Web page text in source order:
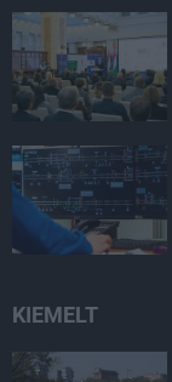
KIEMELT